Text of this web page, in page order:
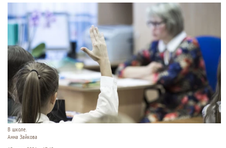
В школе.
Анна Зайкова